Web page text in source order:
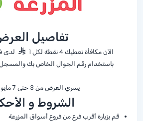
تفاصيل
الآن مكافأة تعطيك 4 نقطة لكل 1
لدى
باستخدام رقم الجوال الخاص بك والمسجل
يسري العرض من 3 حتى 7 مايو 2026
الشروط و
قم بزيارة أقرب فرع من فروع أسواق المزرعة